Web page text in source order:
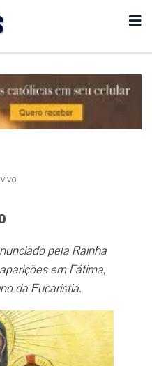
pela Rainha
em Fátima,
da Eucaristia.